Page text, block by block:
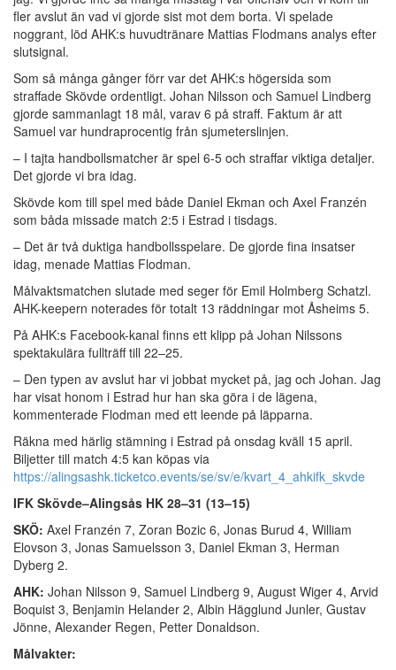
fler avslut än vad vi gjorde sist mot dem borta. Vi spelade
noggrant, löd AHK:s huvudtränare Mattias Flodmans analys efter
slutsignal.
Som så många gånger förr var det AHK:s högersida som
straffade Skövde ordentligt. Johan Nilsson och Samuel Lindberg
gjorde sammanlagt 18 mål, varav 6 på straff. Faktum är att
Samuel var hundraprocentig från sjumeterslinjen.
– I tajta handbollsmatcher är spel 6-5 och straffar viktiga detaljer.
Det gjorde vi bra idag.
Skövde kom till spel med både Daniel Ekman och Axel Franzén
som båda missade match 2:5 i Estrad i tisdags.
– Det är två duktiga handbollsspelare. De gjorde fina insatser
idag, menade Mattias Flodman.
Målvaktsmatchen slutade med seger för Emil Holmberg Schatzl.
AHK-keepern noterades för totalt 13 räddningar mot Åsheims 5.
På AHK:s Facebook-kanal finns ett klipp på Johan Nilssons
spektakulära fullträff till 22–25.
– Den typen av avslut har vi jobbat mycket på, jag och Johan. Jag
har visat honom i Estrad hur han ska göra i de lägena,
kommenterade Flodman med ett leende på läpparna.
Räkna med härlig stämning i Estrad på onsdag kväll 15 april.
Biljetter till match 4:5 kan köpas via
https://alingsashk.ticketco.events/se/sv/e/kvart_4_ahkifk_skvde
IFK Skövde–Alingsås HK 28–31 (13–15)
SKÖ: Axel Franzén 7, Zoran Bozic 6, Jonas Burud 4, William
Elovson 3, Jonas Samuelsson 3, Daniel Ekman 3, Herman
Dyberg 2.
AHK: Johan Nilsson 9, Samuel Lindberg 9, August Wiger 4, Arvid
Boquist 3, Benjamin Helander 2, Albin Hägglund Junler, Gustav
Jönne, Alexander Regen, Petter Donaldson.
Målvakter: